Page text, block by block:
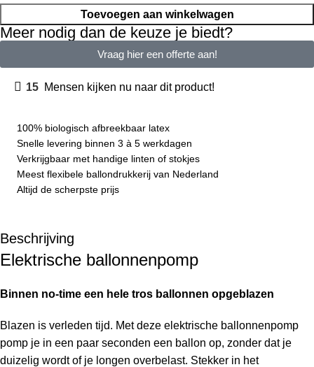
Toevoegen aan winkelwagen
Meer nodig dan de keuze je biedt?
Vraag hier een offerte aan!
15 Mensen kijken nu naar dit product!
100% biologisch afbreekbaar latex
Snelle levering binnen 3 à 5 werkdagen
Verkrijgbaar met handige linten of stokjes
Meest flexibele ballondrukkerij van Nederland
Altijd de scherpste prijs
Beschrijving
Elektrische ballonnenpomp
Binnen no-time een hele tros ballonnen opgeblazen
Blazen is verleden tijd. Met deze elektrische ballonnenpomp
pomp je in een paar seconden een ballon op, zonder dat je
duizelig wordt of je longen overbelast. Stekker in het